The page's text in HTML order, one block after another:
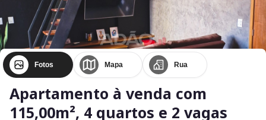
Fotos Mapa Rua
Apartamento à venda com
115,00m², 4 quartos e 2 vagas